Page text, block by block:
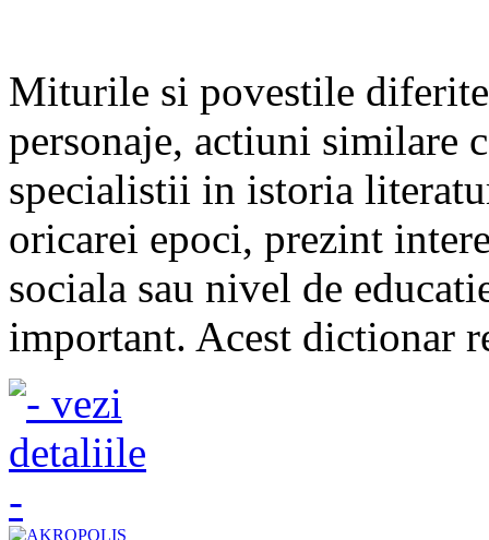
Miturile si povestile
personaje, actiuni similare
specialistii in istoria
oricarei epoci, prezint
sociala sau nivel de
important. Acest dictionar